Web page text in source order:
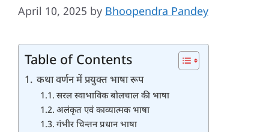
April 10, 2025 by Bhoopendra Pandey
Table of Contents
कथा वर्णन में प्रयुक्त भाषा रूप
सरल स्वाभाविक बोलचाल की भाषा
अलंकृत एवं काव्यात्मक भाषा
गंभीर चिन्तन प्रधान भाषा